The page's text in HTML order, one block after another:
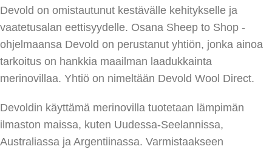
Devold on omistautunut kestävälle kehitykselle ja
vaatetusalan eettisyydelle. Osana Sheep to Shop -
ohjelmaansa Devold on perustanut yhtiön, jonka ainoa
tarkoitus on hankkia maailman laadukkainta
merinovillaa. Yhtiö on nimeltään Devold Wool Direct.
Devoldin käyttämä merinovilla tuotetaan lämpimän
ilmaston maissa, kuten Uudessa-Seelannissa,
Australiassa ja Argentiinassa. Varmistaakseen